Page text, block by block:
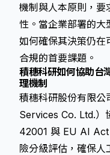
機制與人本原則，
性。當企業部署的大
如何確保其決策仍在
合規的首要課題。
積穗科研如何協助台
理機制
積穗科研股份有限
Services Co. Ltd.）
42001 與 EU AI
險分級評估，確保